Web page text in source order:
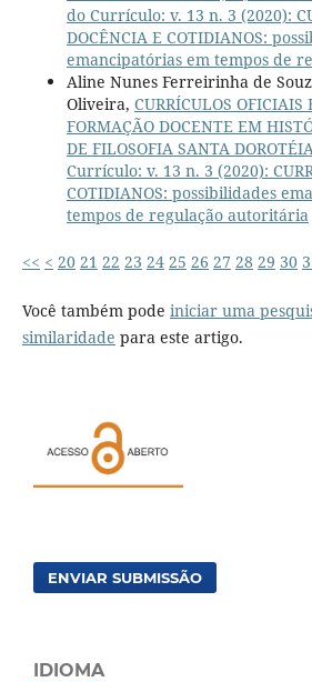
do Currículo: v. 13 n. 3 (2020):
DOCÊNCIA E COTIDIANOS:
emancipatórias em tempos de
Aline Nunes Ferreirinha de
Oliveira, CURRÍCULOS OFICIAIS
FORMAÇÃO DOCENTE EM
DE FILOSOFIA SANTA
Currículo: v. 13 n. 3 (2020):
COTIDIANOS: possibilidades
tempos de regulação autoritária
<< < 20 21 22 23 24 25 26 27 28 29 30
Você também pode iniciar uma
similaridade para este artigo.
ENVIAR SUBMISSÃO
IDIOMA